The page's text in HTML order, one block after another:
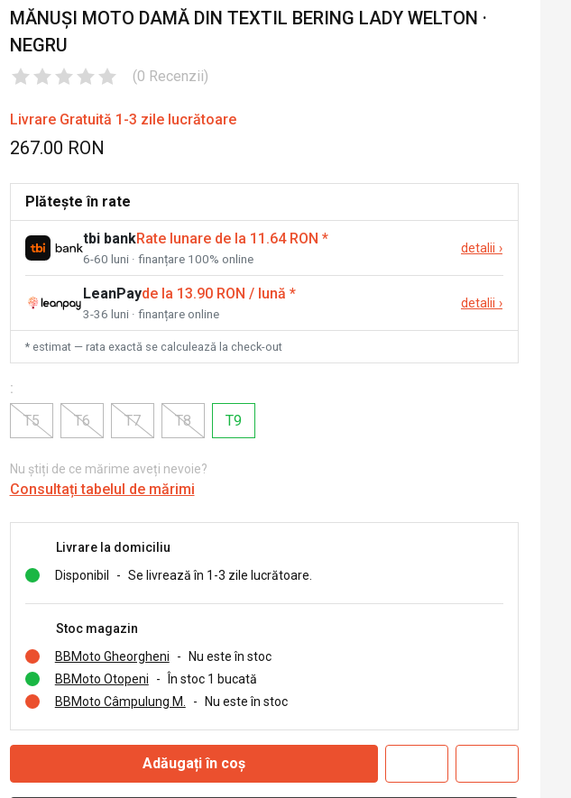
MĂNUȘI MOTO DAMĂ DIN TEXTIL BERING LADY WELTON ·
NEGRU
(0 Recenzii)
Livrare Gratuită 1-3 zile lucrătoare
267.00 RON
Plătește în rate
tbi bankRate lunare de la 11.64 RON *
6-60 luni · finanțare 100% online
detalii ›
LeanPayde la 13.90 RON / lună *
3-36 luni · finanțare online
detalii ›
* estimat — rata exactă se calculează la check-out
:
T5
T6 T7 T8 T9
Nu știți de ce mărime aveți nevoie?
Consultați tabelul de mărimi
Livrare la domiciliu
Disponibil
- Se livrează în 1-3 zile lucrătoare.
Stoc magazin
BBMoto Gheorgheni
-
Nu este în stoc
BBMoto Otopeni
-
În stoc 1 bucată
BBMoto Câmpulung M.
- Nu este în stoc
Adăugați în coș